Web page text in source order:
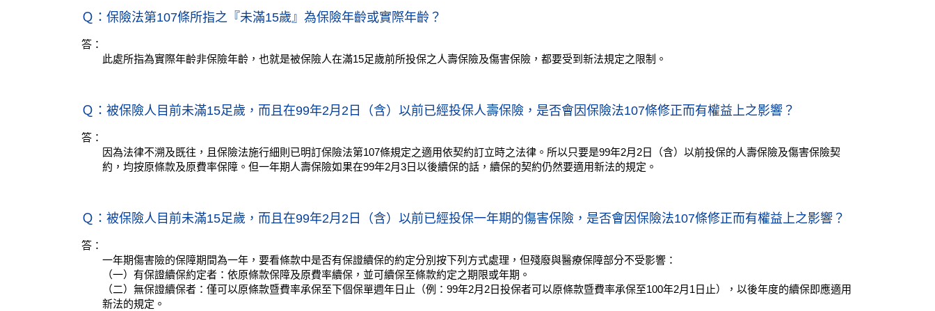
Ｑ：保險法第107條所指之『未滿15歲』為保險年齡或實際年齡？
答：
此處所指為實際年齡非保險年齡，也就是被保險人在滿15足歲前所投保之人壽保險及傷害保險，都要受到新法規定之限制。
Ｑ：被保險人目前未滿15足歲，而且在99年2月2日（含）以前已經投保人壽保險，是否會因保險法107條修正而有權益上之影響？
答：
因為法律不溯及既往，且保險法施行細則已明訂保險法第107條規定之適用依契約訂立時之法律。所以只要是99年2月2日（含）以前投保的人壽保險及傷害保險契
約，均按原條款及原費率保障。但一年期人壽保險如果在99年2月3日以後續保的話，續保的契約仍然要適用新法的規定。
Ｑ：被保險人目前未滿15足歲，而且在99年2月2日（含）以前已經投保一年期的傷害保險，是否會因保險法107條修正而有權益上之影響？
答：
一年期傷害險的保障期間為一年，要看條款中是否有保證續保的約定分別按下列方式處理，但殘廢與醫療保障部分不受影響：
（一）有保證續保約定者：依原條款保障及原費率續保，並可續保至條款約定之期限或年期。
（二）無保證續保者：僅可以原條款暨費率承保至下個保單週年日止（例：99年2月2日投保者可以原條款暨費率承保至100年2月1日止），以後年度的續保即應適用
新法的規定。